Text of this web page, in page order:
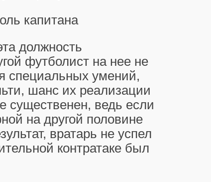
капитана
должность
футболист на нее не
специальных умений,
шанс их реализации
существенен, ведь если
на другой половине
вратарь не успел
контратаке был